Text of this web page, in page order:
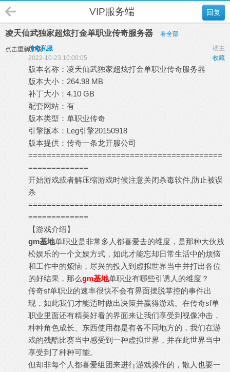
回复
VIP服务端
凌天仙武独家超炫打金单职业传奇服务器 看全部
点击重新加载 楼主
传奇私服
收藏
2022-10-23 10:00:05
版本名称：凌天仙武独家超炫打金单职业传奇服务器
版本大小：264.98 MB
补丁大小：4.10 GB
配套网站：有
版本类型：单职业传奇
引擎版本：Leg引擎20150918
版本提供： 传奇一条龙开服公司
==========================================
=============
开始游戏或者解压缩游戏时候注意关闭杀毒软件,防止被误
杀
==========================================
=============
【游戏介绍】
gm基地单职业是非常多人都喜爱去的维度，是那种大伙放
松娱乐的一个文娱方式，如此才能忘却日常生活中的烦恼
和工作中的烦恼，尽兴的投入到虚拟世界当中并打出各位
的好结果，那么gm基地单职业有哪些引诱人的维度？
传奇sf单职业的速率很快不会有界面摆脱掌控的事件出
现，如此我们才能适时做出决策并赢得游戏。在传奇sf单
职业里面还有精美好看的界面来让我们享受到视像冲击，
种种角色成长、东西使用都是有各不同地方的，我们在游
戏的残酷比赛当中感受到一种虚拟世界，并在此世界当中
享受到了种种可能。
但却非每个人都喜爱组团来进行游戏操作的，散人也要一